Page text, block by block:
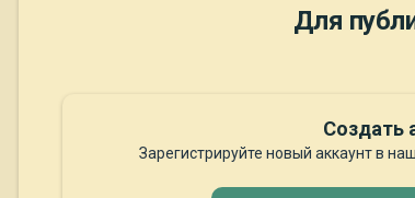
Для
Создать
Зарегистрируйте новый аккаунт в